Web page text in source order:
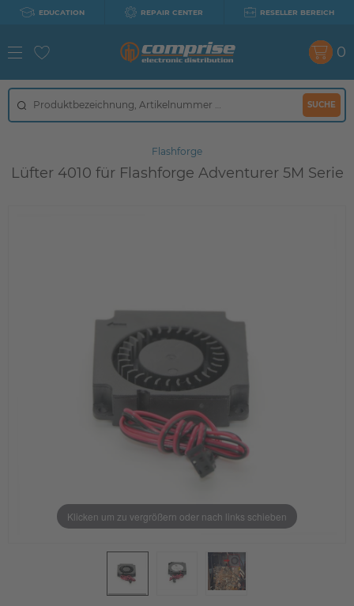
EDUCATION REPAIR CENTER RESELLER BEREICH
SUCHE
0
Flashforge
Lüfter 4010 für Flashforge Adventurer 5M Serie
Klicken um zu vergrößern oder nach links schieben